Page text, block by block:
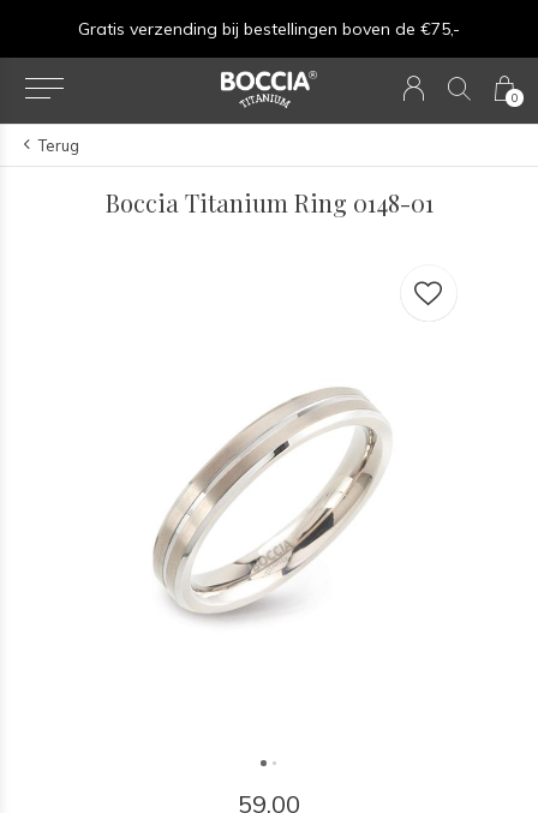
0
Gratis verzending bij bestellingen boven de €75,-
Terug
Boccia Titanium Ring 0148-01
59,00